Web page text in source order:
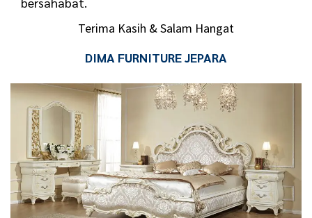
Terima Kasih & Salam Hangat
DIMA FURNITURE JEPARA